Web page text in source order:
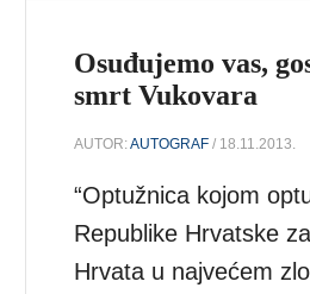
Osuđujemo vas,
smrt Vukovara
AUTOR:AUTOGRAF / 18.11.2013.
“Optužnica kojom
Republike Hrvatske
Hrvata u najvećem